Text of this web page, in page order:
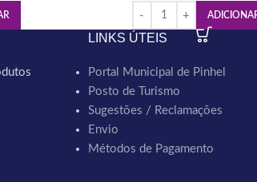
LINKS ÚTEIS
Portal Municipal de Pinhel
Posto de Turismo
Sugestões / Reclamações
Envio
Métodos de Pagamento